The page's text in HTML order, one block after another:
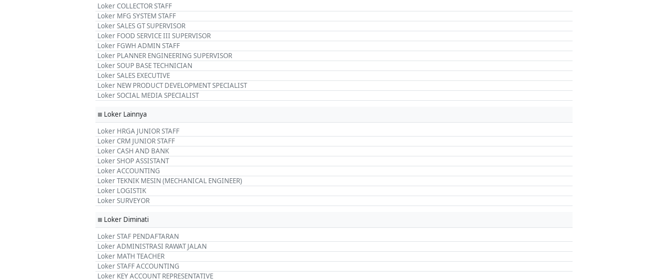
Loker COLLECTOR STAFF
Loker MFG SYSTEM STAFF
Loker SALES GT SUPERVISOR
Loker FOOD SERVICE III SUPERVISOR
Loker FGWH ADMIN STAFF
Loker PLANNER ENGINEERING SUPERVISOR
Loker SOUP BASE TECHNICIAN
Loker SALES EXECUTIVE
Loker NEW PRODUCT DEVELOPMENT SPECIALIST
Loker SOCIAL MEDIA SPECIALIST
■ Loker Lainnya
Loker HRGA JUNIOR STAFF
Loker CRM JUNIOR STAFF
Loker CASH AND BANK
Loker SHOP ASSISTANT
Loker ACCOUNTING
Loker TEKNIK MESIN (MECHANICAL ENGINEER)
Loker LOGISTIK
Loker SURVEYOR
■ Loker Diminati
Loker STAF PENDAFTARAN
Loker ADMINISTRASI RAWAT JALAN
Loker MATH TEACHER
Loker STAFF ACCOUNTING
Loker KEY ACCOUNT REPRESENTATIVE